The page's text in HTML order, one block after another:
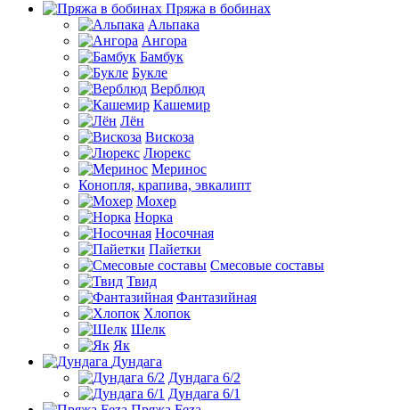
Пряжа в бобинах
Альпака
Ангора
Бамбук
Букле
Верблюд
Кашемир
Лён
Вискоза
Люрекс
Меринос
Конопля, крапива, эвкалипт
Мохер
Норка
Носочная
Пайетки
Смесовые составы
Твид
Фантазийная
Хлопок
Шелк
Як
Дундага
Дундага 6/2
Дундага 6/1